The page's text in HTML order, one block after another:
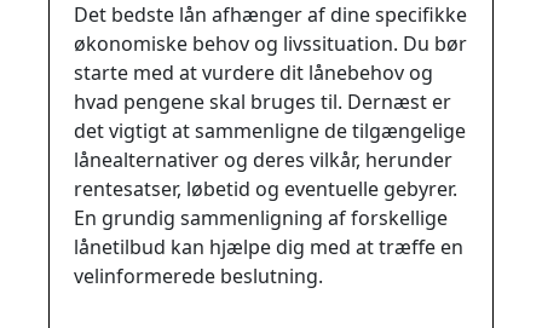
Det bedste lån afhænger af dine specifikke
økonomiske behov og livssituation. Du bør
starte med at vurdere dit lånebehov og
hvad pengene skal bruges til. Dernæst er
det vigtigt at sammenligne de tilgængelige
lånealternativer og deres vilkår, herunder
rentesatser, løbetid og eventuelle gebyrer.
En grundig sammenligning af forskellige
lånetilbud kan hjælpe dig med at træffe en
velinformerede beslutning.